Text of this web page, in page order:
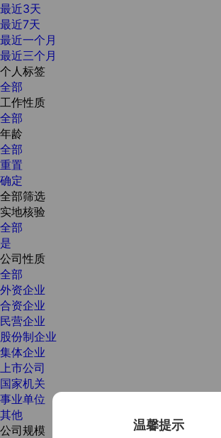
温馨提示
最近3天
最近7天
最近一个月
最近三个月
个人标签
全部
工作性质
全部
年龄
全部
重置
确定
全部筛选
实地核验
全部
是
公司性质
全部
外资企业
合资企业
民营企业
股份制企业
集体企业
上市公司
国家机关
事业单位
其他
公司规模